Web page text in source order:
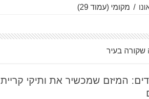
/ מקומי (עמוד 29)
שקורה בעיר
המיזם שמכשיר את ותיקי קריית